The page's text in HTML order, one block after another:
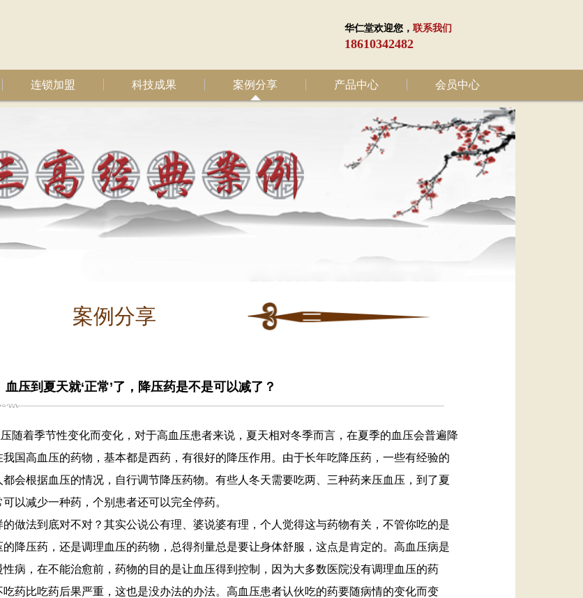
华仁堂欢迎您， 联系我们
18610342482
连锁加盟 科技成果 案例分享 产品中心 会员中心
案例分享
血压到夏天就‘正常’了，降压药是不是可以减了？
随着季节性变化而变化，对于高血压患者来说，夏天相对冬季而言，在夏季的血压会普遍降
我国高血压的药物，基本都是西药，有很好的降压作用。由于长年吃降压药，一些有经验的
都会根据血压的情况，自行调节降压药物。有些人冬天需要吃两、三种药来压血压，到了夏
可以减少一种药，个别患者还可以完全停药。
做法到底对不对？其实公说公有理、婆说婆有理，个人觉得这与药物有关，不管你吃的是
的降压药，还是调理血压的药物，总得剂量总是要让身体舒服，这点是肯定的。高血压病是
性病，在不能治愈前，药物的目的是让血压得到控制，因为大多数医院没有调理血压的药
吃药比吃药后果严重，这也是没办法的办法。 高血压患者认伙吃的药要随病情的变化而变